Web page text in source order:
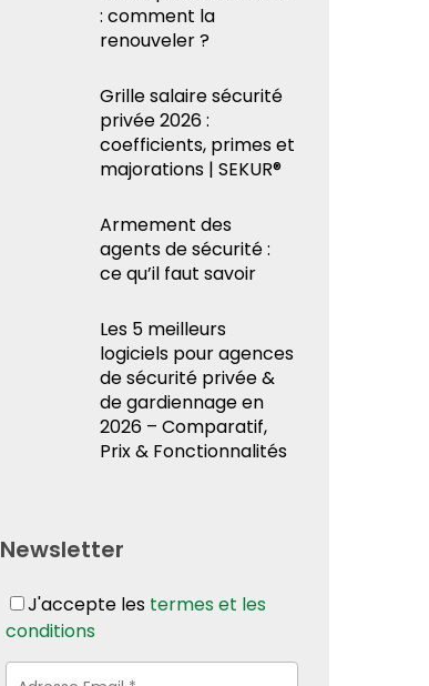
: comment la
renouveler ?
Grille salaire sécurité
privée 2026 :
coefficients, primes et
majorations | SEKUR®
Armement des
agents de sécurité :
ce qu’il faut savoir
Les 5 meilleurs
logiciels pour agences
de sécurité privée &
de gardiennage en
2026 – Comparatif,
Prix & Fonctionnalités
Newsletter
J'accepte les termes et les
conditions